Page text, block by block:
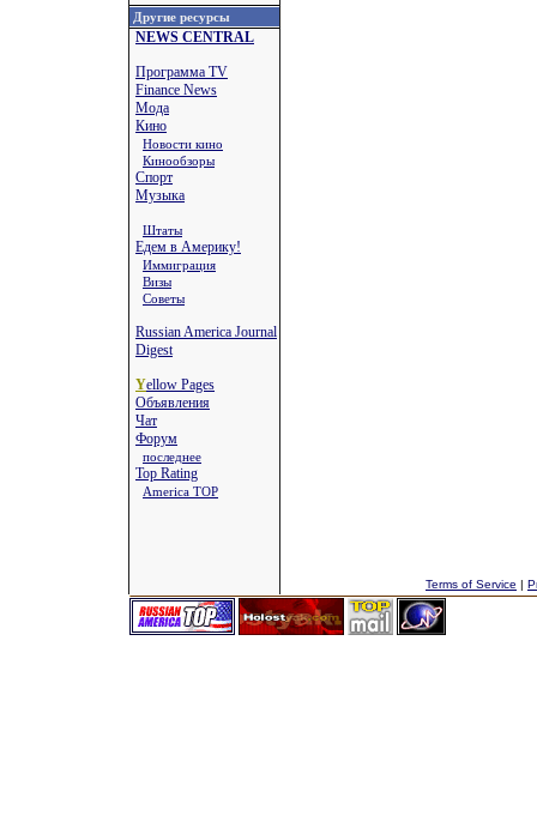
Другие ресурсы
NEWS CENTRAL
Программа TV
Finance News
Мода
Кино
Новости кино
Кинообзоры
Спорт
Музыка
Штаты
Едем в Америку!
Иммиграция
Визы
Советы
Russian America Journal
Digest
Yellow Pages
Объявления
Чат
Форум
последнее
Top Rating
America TOP
Terms of Service |